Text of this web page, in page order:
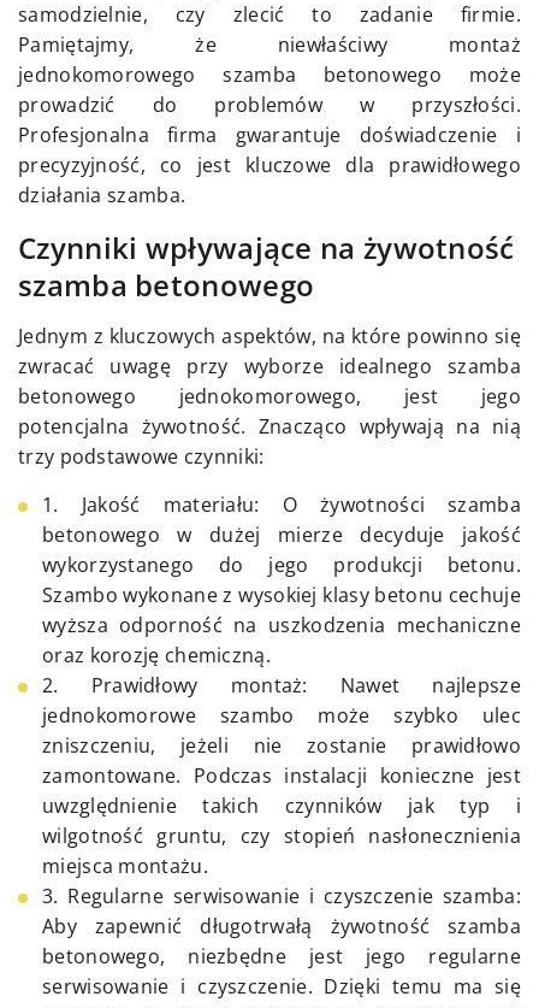
samodzielnie, czy zlecić to zadanie firmie.
Pamiętajmy, że niewłaściwy montaż
jednokomorowego szamba betonowego może
prowadzić do problemów w przyszłości.
Profesjonalna firma gwarantuje doświadczenie i
precyzyjność, co jest kluczowe dla prawidłowego
działania szamba.
Czynniki wpływające na żywotność
szamba betonowego
Jednym z kluczowych aspektów, na które powinno się
zwracać uwagę przy wyborze idealnego szamba
betonowego jednokomorowego, jest jego
potencjalna żywotność. Znacząco wpływają na nią
trzy podstawowe czynniki:
1. Jakość materiału: O żywotności szamba
betonowego w dużej mierze decyduje jakość
wykorzystanego do jego produkcji betonu.
Szambo wykonane z wysokiej klasy betonu cechuje
wyższa odporność na uszkodzenia mechaniczne
oraz korozję chemiczną.
2. Prawidłowy montaż: Nawet najlepsze
jednokomorowe szambo może szybko ulec
zniszczeniu, jeżeli nie zostanie prawidłowo
zamontowane. Podczas instalacji konieczne jest
uwzględnienie takich czynników jak typ i
wilgotność gruntu, czy stopień nasłonecznienia
miejsca montażu.
3. Regularne serwisowanie i czyszczenie szamba:
Aby zapewnić długotrwałą żywotność szamba
betonowego, niezbędne jest jego regularne
serwisowanie i czyszczenie. Dzięki temu ma się